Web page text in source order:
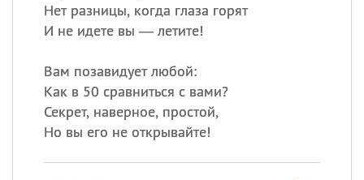
Нет разницы, когда глаза горят
И не идете вы — летите!
Вам позавидует любой:
Как в 50 сравниться с вами?
Секрет, наверное, простой,
Но вы его не открывайте!